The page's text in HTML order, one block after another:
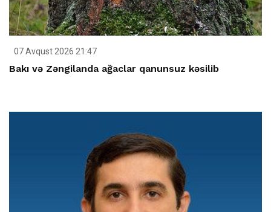
07 Avqust 2026 21:47
Bakı və Zəngilanda ağaclar qanunsuz kəsilib